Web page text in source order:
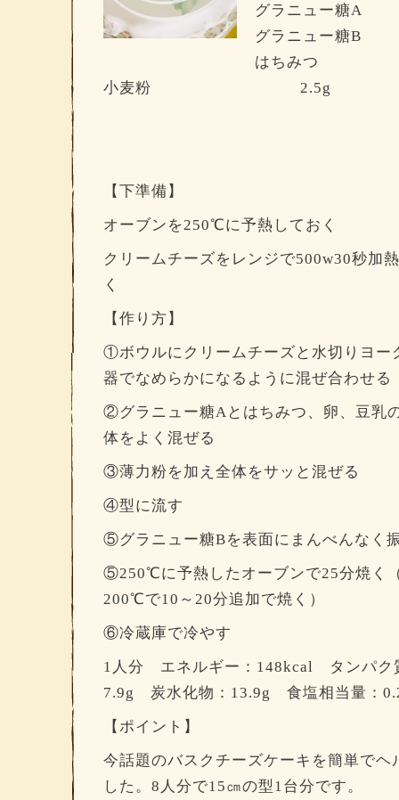
グラニュー
グラニュー
はち
小麦粉 2.5g
【下準備】
オーブンを250℃に予熱しておく
クリームチーズをレンジで500w30秒加
く
【作り方】
①ボウルにクリームチーズと水切りヨー
器でなめらかになるように混ぜ合わせる
②グラニュー糖Aとはちみつ、卵、豆乳
体をよく混ぜる
③薄力粉を加え全体をサッと混ぜる
④型に流す
⑤グラニュー糖Bを表面にまんべんなく
⑤250℃に予熱したオーブンで25分焼く
200℃で10～20分追加で焼く）
⑥冷蔵庫で冷やす
1人分 エネルギー：148kcal タンパ
7.9g 炭水化物：13.9g 食塩相当量：
【ポイント】
今話題のバスクチーズケーキを簡単でヘ
した。8人分で15㎝の型1台分です。